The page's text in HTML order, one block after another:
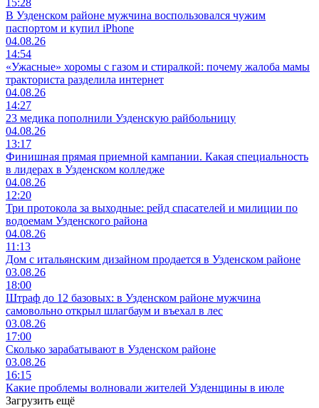
15:28
В Узденском районе мужчина воспользовался чужим
паспортом и купил iPhone
04.08.26
14:54
«Ужасные» хоромы с газом и стиралкой: почему жалоба мамы
тракториста разделила интернет
04.08.26
14:27
23 медика пополнили Узденскую райбольницу
04.08.26
13:17
Финишная прямая приемной кампании. Какая специальность
в лидерах в Узденском колледже
04.08.26
12:20
Три протокола за выходные: рейд спасателей и милиции по
водоемам Узденского района
04.08.26
11:13
Дом с итальянским дизайном продается в Узденском районе
03.08.26
18:00
Штраф до 12 базовых: в Узденском районе мужчина
самовольно открыл шлагбаум и въехал в лес
03.08.26
17:00
Сколько зарабатывают в Узденском районе
03.08.26
16:15
Какие проблемы волновали жителей Узденщины в июле
Загрузить ещё